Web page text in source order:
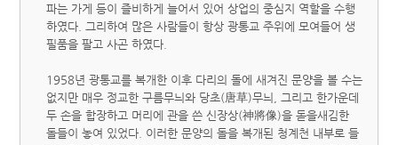
파는 가게 등이 즐비하게 늘어서 있어 상업의 중심지 역할을 수행
하였다. 그리하여 많은 사람들이 항상 광통교 주위에 모여들어 생
필품을 팔고 사곤 하였다.
1958년 광통교를 복개한 이후 다리의 돌에 새겨진 문양을 볼 수는
없지만 매우 정교한 구름무늬와 당초(唐草)무늬, 그리고 한가운데
두 손을 합장하고 머리에 관을 쓴 신장상(神將像)을 돋을새김한
돌들이 놓여 있었다. 이러한 문양의 돌을 복개된 청계천 내부로 들